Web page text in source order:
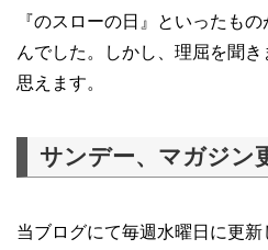
『のスローの日』といったも
んでした。しかし、理屈を聞
思えます。
サンデー、マガジン
当ブログにて毎週水曜日に更新